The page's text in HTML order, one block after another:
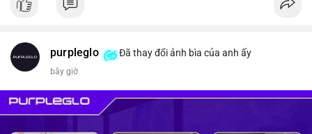
📰 Nguồn: CoinDesk
purpleglo Đã thay đổi ảnh bìa của anh ấy
bây giờ